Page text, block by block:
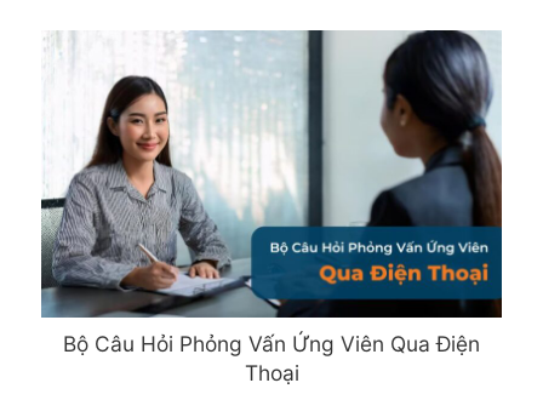
Bộ Câu Hỏi Phỏng Vấn Ứng Viên Qua Điện
Thoại